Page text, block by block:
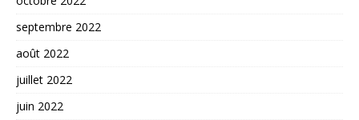
septembre 2022
août 2022
juillet 2022
juin 2022